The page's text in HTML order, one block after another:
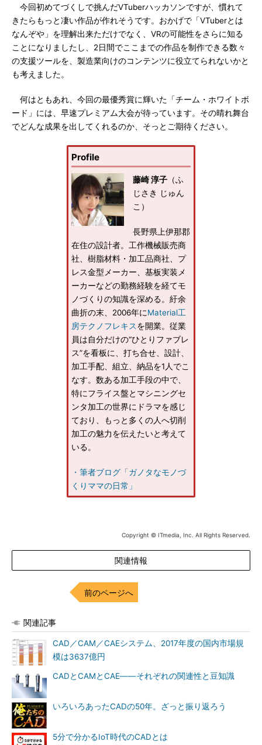
今回初めてづくしで挑んだVTuberハッカソンですが、慣れて
きたらもっと凄い作品が作れそうです。おかげで「VTuberとは
なんぞや」を理解出来ただけでなく、VRの可能性をさらに知る
ことになりましたし、2日間でここまでの作品を制作できる数々
の支援ツールを、製造業向けのコンテンツに役立てられないかと
も考えました。
何はともあれ、今回の最優秀賞に輝いた「チーム・ホワイトボ
ード」には、早速プレミアム大会が待っています。その晴れ舞台
でどんな成果を出してくれるのか、そっとご期待ください。
Profile
藤崎 淳子 （ふ
じさき じゅん
こ）
長野県上伊那郡
在住の設計者。工作機械販売商
社、樹脂材料・加工品商社、プ
レス金型メーカー、基板実装メ
ーカーなどの勤務経験を経てモ
ノづくりの知識を深める。紆余
曲折の末、2006年にMaterial工
房テクノフレキスを開業。従業
員は自分だけの“ひとりファブレ
ス”を看板に、打ち合せ、設計、
加工手配、組立、納品を1人でこ
なす。数ある加工手段の中で、
特にフライス盤とマシニングセ
ンタ加工の世界にドラマを感じ
ており、もっと多くの人へ切削
加工の魅力を伝えたいと考えて
いる。
・筆者ブログ「ガノタなモノづ
くりママの日常」
Copyright © ITmedia, Inc. All Rights Reserved.
関連情報
前のページへ
関連記事
CAD／CAM／CAEシステム、2017年度の国内市場規
模は3637億円
CADとCAMとCAE――それぞれの関連性と豆知識
いろいろあったCADの50年。ざっと振り返ろう
5分で分かるIoT時代のCADとは